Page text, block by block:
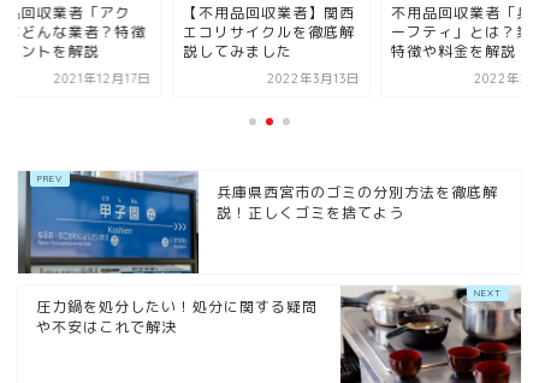
品回収業者「アク
はどんな業者？特徴
イントを解説
2021年12月17日
【不用品回収業者】関西
エコリサイクルを徹底解
説してみました
2022年3月13日
不用品回収業者「兵
ーフティ」とは？業
特徴や料金を解説
2022年2
兵庫県西宮市のゴミの分別方法を徹底解
説！正しくゴミを捨てよう
圧力鍋を処分したい！処分に関する疑問
や不安はこれで解決